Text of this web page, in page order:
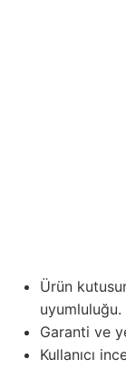
Ürün
uyumluluğu.
Garanti ve
Kullanıcı